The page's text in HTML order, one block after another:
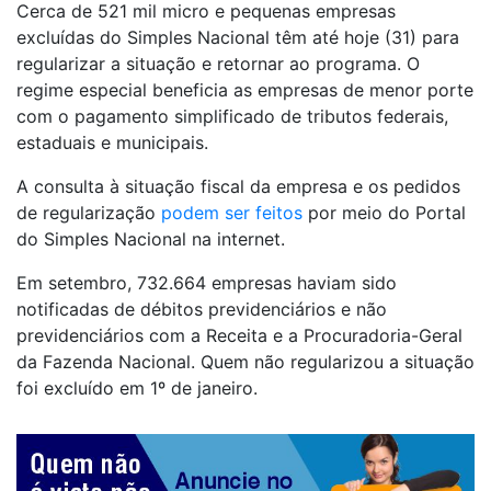
Cerca de 521 mil micro e pequenas empresas
excluídas do Simples Nacional têm até hoje (31) para
regularizar a situação e retornar ao programa. O
regime especial beneficia as empresas de menor porte
com o pagamento simplificado de tributos federais,
estaduais e municipais.
A consulta à situação fiscal da empresa e os pedidos
de regularização podem ser feitos por meio do Portal
do Simples Nacional na internet.
Em setembro, 732.664 empresas haviam sido
notificadas de débitos previdenciários e não
previdenciários com a Receita e a Procuradoria-Geral
da Fazenda Nacional. Quem não regularizou a situação
foi excluído em 1º de janeiro.